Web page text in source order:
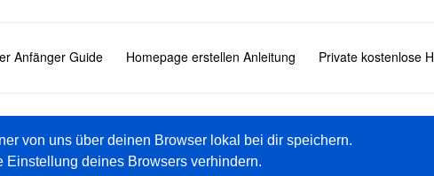
Anfänger Guide Homepage erstellen Anleitung Private kostenlose
von uns über deinen Browser lokal bei dir speichern.
deines Browsers verhindern.